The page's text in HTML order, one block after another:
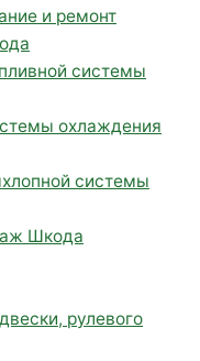
и ремонт
системы
охлаждения
системы
Шкода
рулевого